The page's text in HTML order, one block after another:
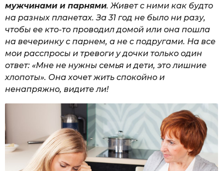
мужчинами и парнями. Живет с ними как будто
на разных планетах. За 31 год не было ни разу,
чтобы ее кто-то проводил домой или она пошла
на вечеринку с парнем, а не с подругами. На все
мои расспросы и тревоги у дочки только один
ответ: «Мне не нужны семья и дети, это лишние
хлопоты». Она хочет жить спокойно и
ненапряжно, видите ли!